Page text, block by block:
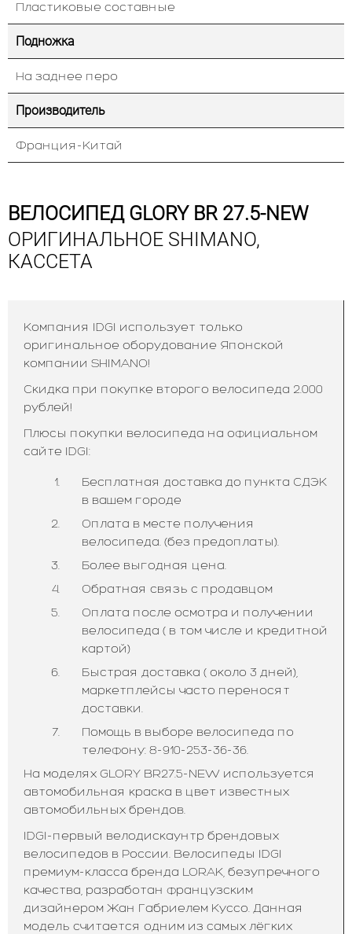
Пластиковые составные
Подножка
На заднее перо
Производитель
Франция-Китай
ВЕЛОСИПЕД GLORY BR 27.5-NEW
ОРИГИНАЛЬНОЕ SHIMANO,
КАССЕТА
Компания IDGI использует только
оригинальное оборудование Японской
компании SHIMANO!
Скидка при покупке второго велосипеда 2.000
рублей!
Плюсы покупки велосипеда на официальном
сайте IDGI:
Бесплатная доставка до пункта СДЭК
в вашем городе
Оплата в месте получения
велосипеда. (без предоплаты).
Более выгодная цена.
Обратная связь с продавцом
Оплата после осмотра и получении
велосипеда ( в том числе и кредитной
картой)
Быстрая доставка ( около 3 дней),
маркетплейсы часто переносят
доставки.
Помощь в выборе велосипеда по
телефону: 8-910-253-36-36.
На моделях GLORY BR27.5-NEW используется
автомобильная краска в цвет известных
автомобильных брендов.
IDGI-первый велодискаунтр брендовых
велосипедов в России. Велосипеды IDGI
премиум-класса бренда LORAK, безупречного
качества, разработан французским
дизайнером Жан Габриелем Куссо. Данная
модель считается одним из самых лёгких